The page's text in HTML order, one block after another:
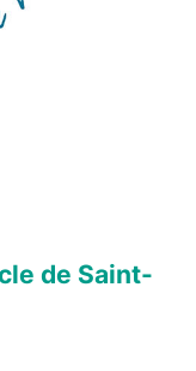
de Saint-